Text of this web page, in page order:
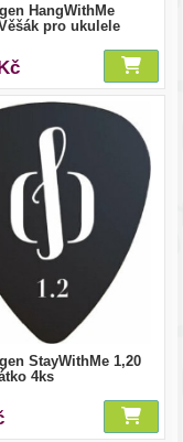
HangWithMe
pro ukulele
StayWithMe 1,20
4ks